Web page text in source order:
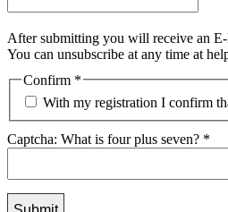
After submitting you will receive an
You can unsubscribe at any time at
Confirm *
With my registration I confirm
Captcha: What is four plus seven? *